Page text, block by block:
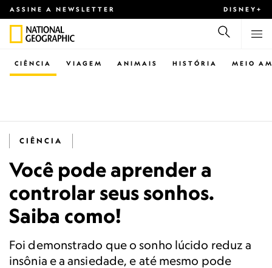
ASSINE A NEWSLETTER DISNEY+
CIÊNCIA VIAGEM ANIMAIS HISTÓRIA MEIO
CIÊNCIA
Você pode aprender a
controlar seus sonhos.
Saiba como!
Foi demonstrado que o sonho lúcido reduz a
insônia e a ansiedade, e até mesmo pode